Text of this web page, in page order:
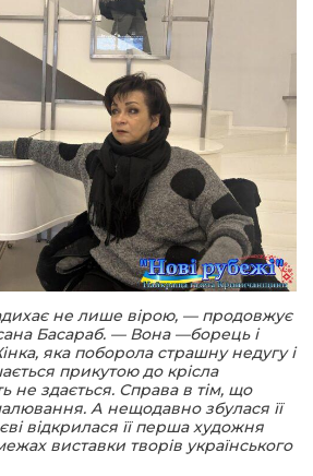
не лише вірою, — продовжує
Басараб. — Вона —борець і
яка поборола страшну недугу і
прикутою до крісла
не здається. Справа в тім, що
А нещодавно збулася її
відкрилася її перша художня
виставки творів українського